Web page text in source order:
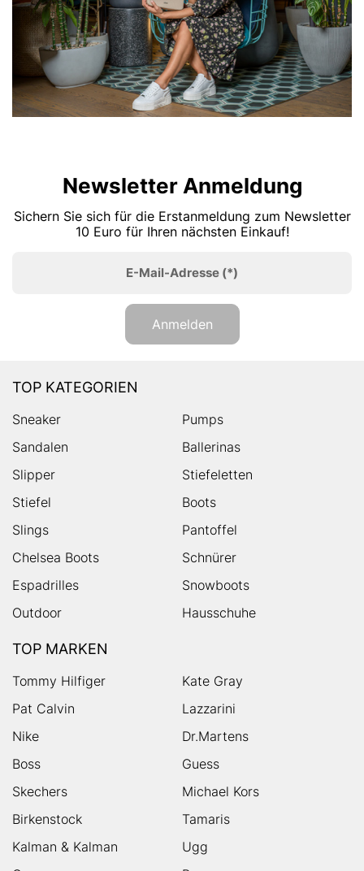
Newsletter Anmeldung
Sichern Sie sich für die Erstanmeldung zum Newsletter
10 Euro für Ihren nächsten Einkauf!
E-Mail-Adresse (*)
Anmelden
TOP KATEGORIEN
Sneaker
Pumps
Sandalen
Ballerinas
Slipper
Stiefeletten
Stiefel
Boots
Slings
Pantoffel
Chelsea Boots
Schnürer
Espadrilles
Snowboots
Outdoor
Hausschuhe
TOP MARKEN
Tommy Hilfiger
Kate Gray
Pat Calvin
Lazzarini
Nike
Dr.Martens
Boss
Guess
Skechers
Michael Kors
Birkenstock
Tamaris
Kalman & Kalman
Ugg